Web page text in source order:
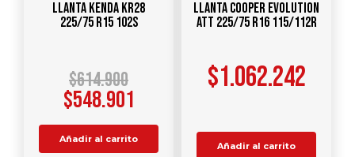
Llanta KENDA KR28
225/75 R15 102S
$614.900
$548.901
Añadir al carrito
Llanta COOPER Evolution
ATT 225/75 R16 115/112R
$1.062.242
Añadir al carrito